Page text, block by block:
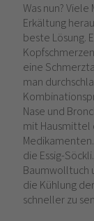
Was nun?
Erkältung
beste Lösung.
eine
man
Nase und
mit
die Essig-
Baumwolltuch
die Kühlung
schneller zu